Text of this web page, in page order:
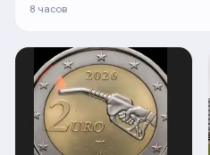
8 часов